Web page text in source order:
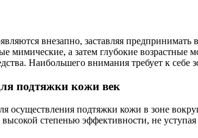
внезапно, заставляя
мимические, а затем глубокие
Наибольшего внимания требует к себе
подтяжки кожи век
осуществления подтяжки кожи в зоне
высокой степенью эффективности, не